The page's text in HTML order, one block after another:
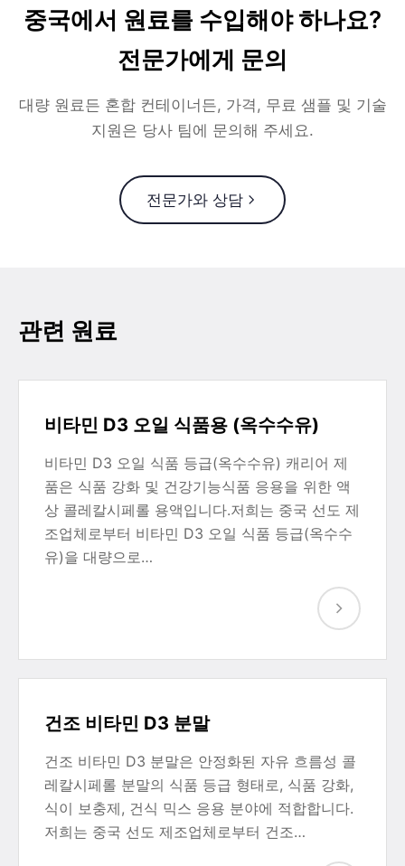
중국에서 원료를 수입해야 하나요?
전문가에게 문의
대량 원료든 혼합 컨테이너든, 가격, 무료 샘플 및 기술
지원은 당사 팀에 문의해 주세요.
전문가와 상담
관련 원료
비타민 D3 오일 식품용 (옥수수유)
비타민 D3 오일 식품 등급(옥수수유) 캐리어 제
품은 식품 강화 및 건강기능식품 응용을 위한 액
상 콜레칼시페롤 용액입니다.저희는 중국 선도 제
조업체로부터 비타민 D3 오일 식품 등급(옥수수
유)을 대량으로…
건조 비타민 D3 분말
건조 비타민 D3 분말은 안정화된 자유 흐름성 콜
레칼시페롤 분말의 식품 등급 형태로, 식품 강화,
식이 보충제, 건식 믹스 응용 분야에 적합합니다.
저희는 중국 선도 제조업체로부터 건조…